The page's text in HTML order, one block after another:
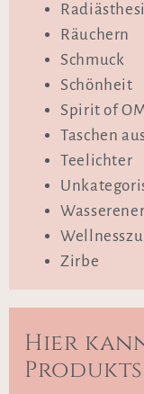
Räuchern
Schmuck
Schönheit
Spirit of
Taschen
Teelichter
Zirbe
Hier